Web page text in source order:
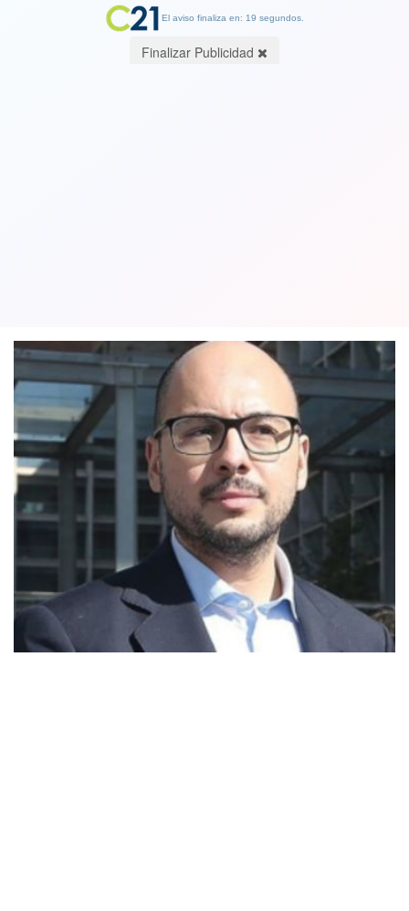
El aviso finaliza en: 19 segundos.
Finalizar Publicidad